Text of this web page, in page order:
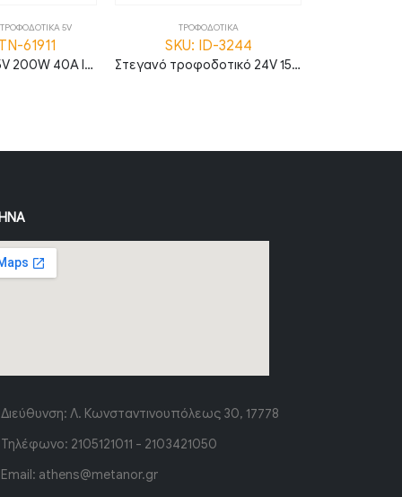
ΤΡΟΦΟΔΟΤΙΚΑ 5V
61911
Τροφοδοτικό 5V 200W 40A IP20 MTN-61911
ΤΡΟΦΟΔΟΤΙΚΑ
SKU: ID-3244
Στεγανό τροφοδοτικό 24V 150W 6.25A IP67
Διεύθυνση: Λ. Κωνσταντινουπόλεως 30, 17778
Τηλέφωνο: 2105121011 - 2103421050
Email: athens@metanor.gr